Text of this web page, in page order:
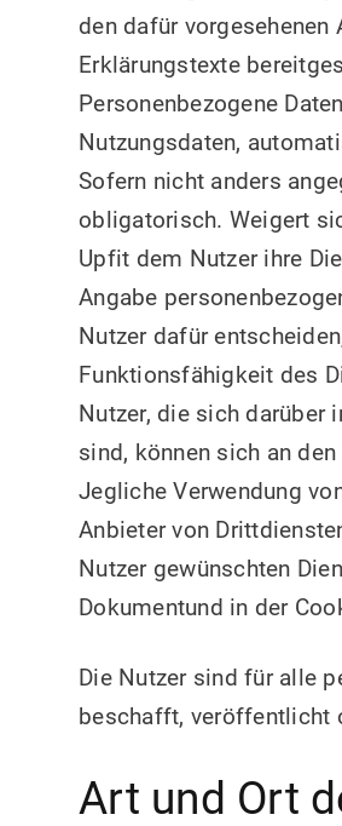
den dafür
Erklärungstexte
Personenbezogene
Nutzungsdaten,
Sofern nicht anders
obligatorisch. Weigert
Upfit dem Nutzer ihre
Angabe
Nutzer dafür
Funktionsfähigkeit des
Nutzer, die sich darüber
sind, können sich an
Jegliche Verwendung
Anbieter von
Nutzer gewünschten
Dokumentund in der
Die Nutzer sind für alle
beschafft, veröffentlicht
Art und Ort